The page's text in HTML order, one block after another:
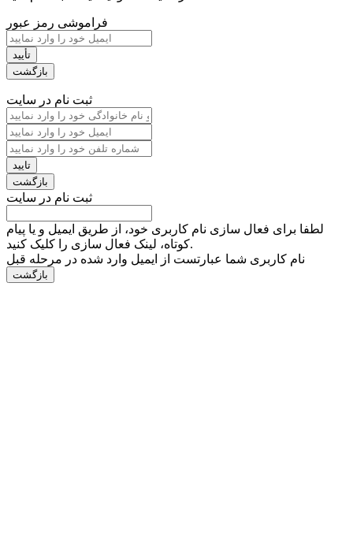
فراموشی رمز عبور
ثبت نام در سایت
ثبت نام در سایت
لطفا برای فعال سازی نام کاربری خود، از طریق ایمیل و یا پیام
کوتاه، لینک فعال سازی را کلیک کنید.
نام کاربری شما عبارتست از ایمیل وارد شده در مرحله قبل